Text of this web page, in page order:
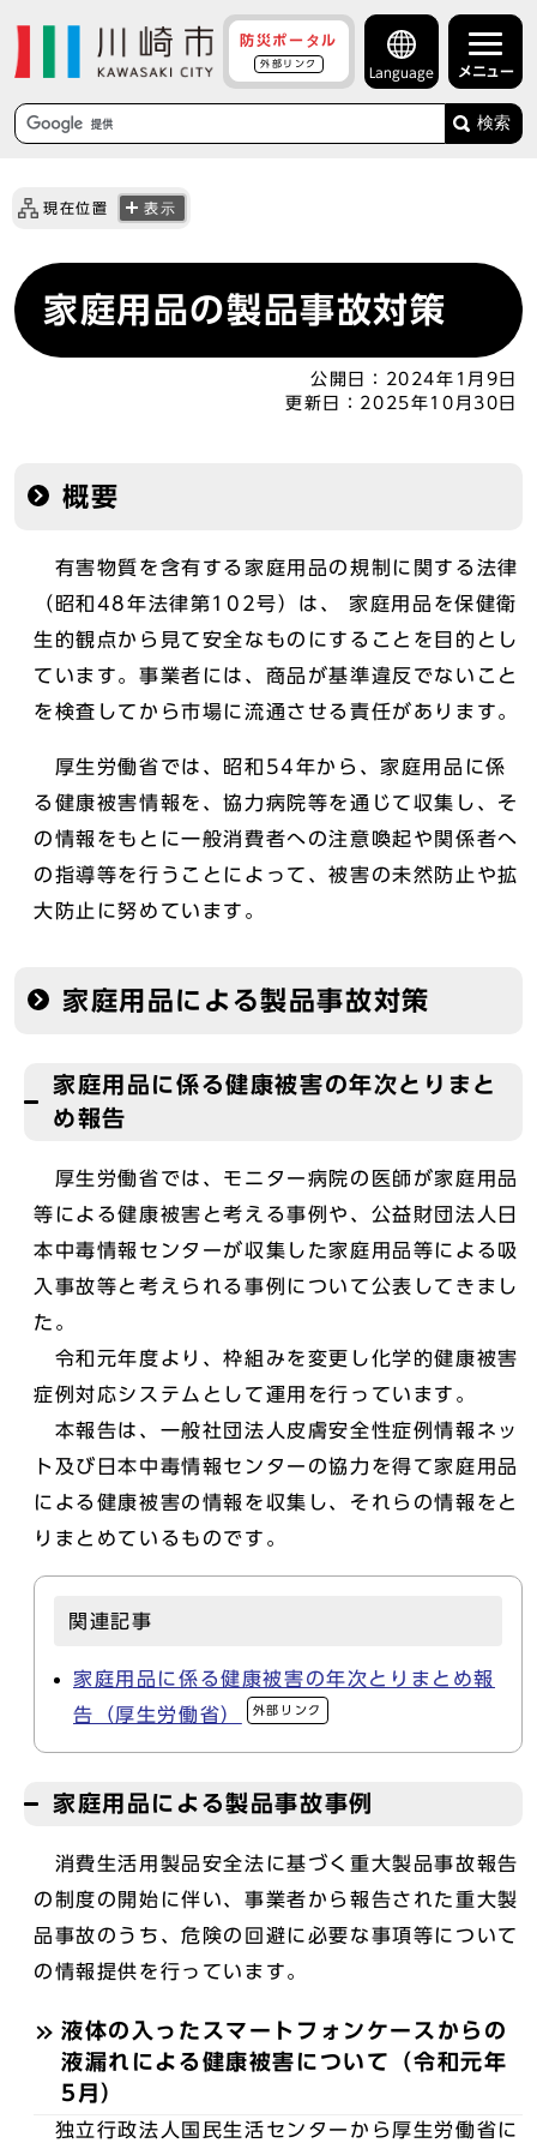
防災ポータル
外部リンク
Language メニュー
検索
現在位置 表示
家庭用品の製品事故対策
公開日：
2024年1月9日
更新日： 2025年10月30日
概要
有害物質を含有する家庭用品の規制に関する法律
（昭和48年法律第102号）は、 家庭用品を保健衛
生的観点から見て安全なものにすることを目的とし
ています。事業者には、商品が基準違反でないこと
を検査してから市場に流通させる責任があります。
厚生労働省では、昭和54年から、家庭用品に係
る健康被害情報を、協力病院等を通じて収集し、そ
の情報をもとに一般消費者への注意喚起や関係者へ
の指導等を行うことによって、被害の未然防止や拡
大防止に努めています。
家庭用品による製品事故対策
家庭用品に係る健康被害の年次とりまと
め報告
厚生労働省では、モニター病院の医師が家庭用品
等による健康被害と考える事例や、公益財団法人日
本中毒情報センターが収集した家庭用品等による吸
入事故等と考えられる事例について公表してきまし
た。
令和元年度より、枠組みを変更し化学的健康被害
症例対応システムとして運用を行っています。
本報告は、一般社団法人皮膚安全性症例情報ネッ
ト及び日本中毒情報センターの協力を得て家庭用品
による健康被害の情報を収集し、それらの情報をと
りまとめているものです。
関連記事
家庭用品に係る健康被害の年次とりまとめ報
告（厚生労働省）
外部リンク
家庭用品による製品事故事例
消費生活用製品安全法に基づく重大製品事故報告
の制度の開始に伴い、事業者から報告された重大製
品事故のうち、危険の回避に必要な事項等について
の情報提供を行っています。
液体の入ったスマートフォンケースからの
液漏れによる健康被害について（令和元年
5月）
独立行政法人国民生活センターから厚生労働省に